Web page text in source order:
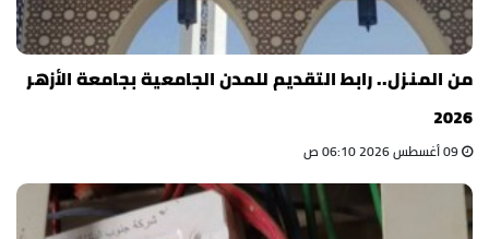
من المنزل.. رابط التقديم للمدن الجامعية بجامعة الأزهر
2026